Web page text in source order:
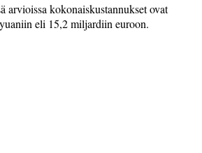
arvioissa kokonaiskustannukset ovat
eli 15,2 miljardiin euroon.